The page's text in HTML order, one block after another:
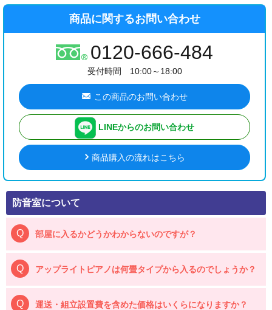
商品に関するお問い合わせ
0120-666-484
受付時間 10:00～18:00
この商品のお問い合わせ
LINEからのお問い合わせ
商品購入の流れはこちら
防音室について
部屋に入るかどうかわからないのですが？
アップライトピアノは何畳タイプから入るのでしょうか？
運送・組立設置費を含めた価格はいくらになりますか？